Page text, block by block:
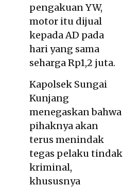
pengakuan YW,
motor itu dijual
kepada AD pada
hari yang sama
seharga Rp1,2 juta.
Kapolsek Sungai
Kunjang
menegaskan bahwa
pihaknya akan
terus menindak
tegas pelaku tindak
kriminal,
khususnya